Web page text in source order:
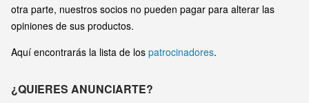
otra parte, nuestros socios no pueden pagar para alterar las
opiniones de sus productos.
Aquí encontrarás la lista de los patrocinadores.
¿QUIERES ANUNCIARTE?